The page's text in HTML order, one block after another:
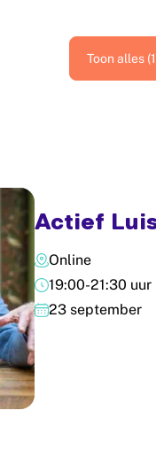
Toon alles
Actief
Online
19:00-21:30 uur
23 september